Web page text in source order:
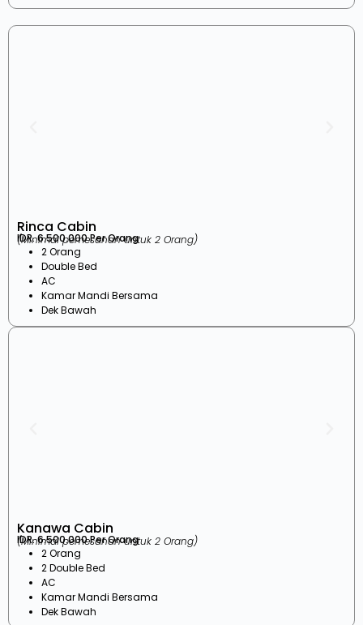
Rinca Cabin
IDR. 6.500.000 Per Orang
(Minimal pemesanan untuk 2 Orang)
2 Orang
Double Bed
AC
Kamar Mandi Bersama
Dek Bawah
Kanawa Cabin
IDR. 6.500.000 Per Orang
(Minimal pemesanan untuk 2 Orang)
2 Orang
2 Double Bed
AC
Kamar Mandi Bersama
Dek Bawah